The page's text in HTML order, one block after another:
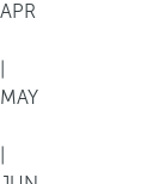
APR
MAY